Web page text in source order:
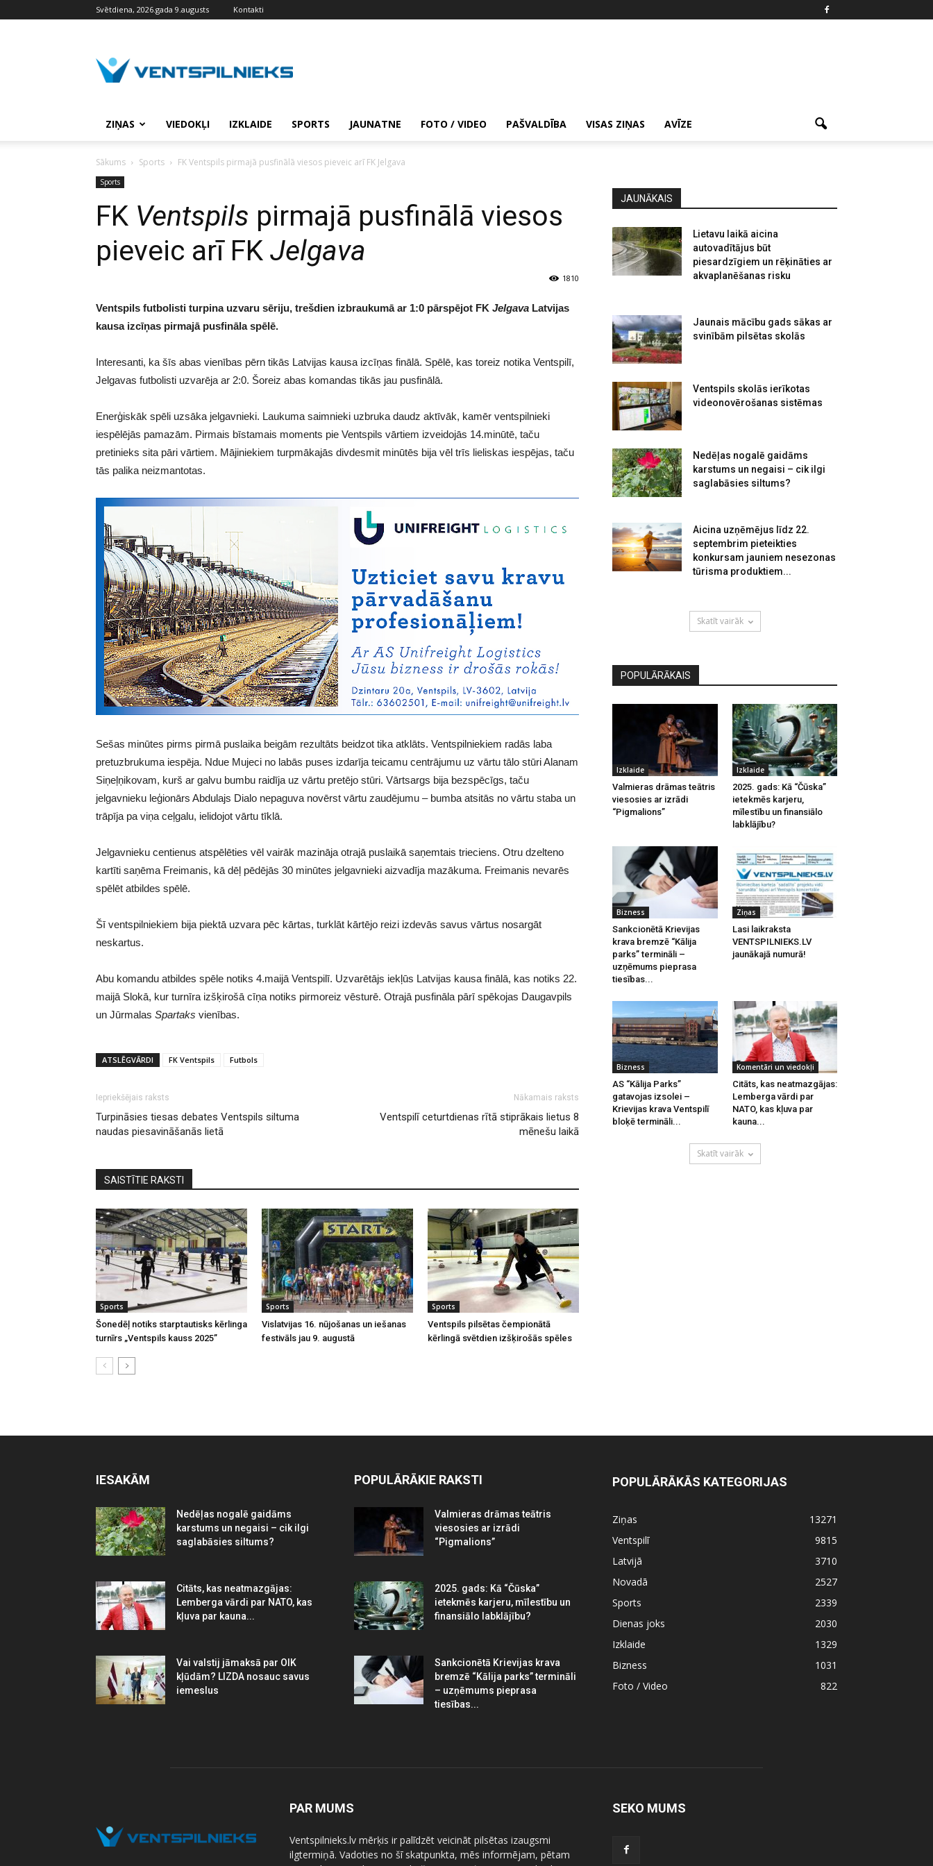
Svētdiena, 2026.gada 9.augusts Kontakti
ZIŅAS VIEDOKĻI IZKLAIDE SPORTS JAUNATNE FOTO / VIDEO PAŠVALDĪBA VISAS ZIŅAS AVĪZE
Sākums Sports FK Ventspils pirmajā pusfinālā viesos pieveic arī FK Jelgava
Sports
FK Ventspils pirmajā pusfinālā viesos
pieveic arī FK Jelgava
1810
Ventspils futbolisti turpina uzvaru sēriju, trešdien izbraukumā ar 1:0 pārspējot FK Jelgava Latvijas
kausa izcīņas pirmajā pusfināla spēlē.
Interesanti, ka šīs abas vienības pērn tikās Latvijas kausa izcīņas finālā. Spēlē, kas toreiz notika Ventspilī,
Jelgavas futbolisti uzvarēja ar 2:0. Šoreiz abas komandas tikās jau pusfinālā.
Enerģiskāk spēli uzsāka jelgavnieki. Laukuma saimnieki uzbruka daudz aktīvāk, kamēr ventspilnieki
iespēlējās pamazām. Pirmais bīstamais moments pie Ventspils vārtiem izveidojās 14.minūtē, taču
pretinieks sita pāri vārtiem. Mājiniekiem turpmākajās divdesmit minūtēs bija vēl trīs lieliskas iespējas, taču
tās palika neizmantotas.
Sešas minūtes pirms pirmā puslaika beigām rezultāts beidzot tika atklāts. Ventspilniekiem radās laba
pretuzbrukuma iespēja. Ndue Mujeci no labās puses izdarīja teicamu centrājumu uz vārtu tālo stūri Alanam
Siņeļņikovam, kurš ar galvu bumbu raidīja uz vārtu pretējo stūri. Vārtsargs bija bezspēcīgs, taču
jelgavnieku leģionārs Abdulajs Dialo nepaguva novērst vārtu zaudējumu – bumba atsitās no vārtu staba un
trāpīja pa viņa ceļgalu, ielidojot vārtu tīklā.
Jelgavnieku centienus atspēlēties vēl vairāk mazināja otrajā puslaikā saņemtais trieciens. Otru dzelteno
kartīti saņēma Freimanis, kā dēļ pēdējās 30 minūtes jelgavnieki aizvadīja mazākuma. Freimanis nevarēs
spēlēt atbildes spēlē.
Šī ventspilniekiem bija piektā uzvara pēc kārtas, turklāt kārtējo reizi izdevās savus vārtus nosargāt
neskartus.
Abu komandu atbildes spēle notiks 4.maijā Ventspilī. Uzvarētājs iekļūs Latvijas kausa finālā, kas notiks 22.
maijā Slokā, kur turnīra izšķirošā cīņa notiks pirmoreiz vēsturē. Otrajā pusfināla pārī spēkojas Daugavpils
un Jūrmalas Spartaks vienības.
ATSLĒGVĀRDI FK Ventspils Futbols
Iepriekšējais raksts
Turpināsies tiesas debates Ventspils siltuma
naudas piesavināšanās lietā
Nākamais raksts
Ventspilī ceturtdienas rītā stiprākais lietus 8
mēnešu laikā
SAISTĪTIE RAKSTI
Sports
Šonedēļ notiks starptautisks kērlinga
turnīrs „Ventspils kauss 2025”
Sports
Vislatvijas 16. nūjošanas un iešanas
festivāls jau 9. augustā
Sports
Ventspils pilsētas čempionātā
kērlingā svētdien izšķirošās spēles
JAUNĀKAIS
Lietavu laikā aicina
autovadītājus būt
piesardzīgiem un rēķināties ar
akvaplanēšanas risku
Jaunais mācību gads sākas ar
svinībām pilsētas skolās
Ventspils skolās ierīkotas
videonovērošanas sistēmas
Nedēļas nogalē gaidāms
karstums un negaisi – cik ilgi
saglabāsies siltums?
Aicina uzņēmējus līdz 22.
septembrim pieteikties
konkursam jauniem nesezonas
tūrisma produktiem...
Skatīt vairāk
POPULĀRĀKAIS
Izklaide
Valmieras drāmas teātris
viesosies ar izrādi
“Pigmalions”
Izklaide
2025. gads: Kā “Čūska”
ietekmēs karjeru,
mīlestību un finansiālo
labklājību?
Bizness
Sankcionētā Krievijas
krava bremzē “Kālija
parks” termināli –
uzņēmums pieprasa
tiesības...
Ziņas
Lasi laikraksta
VENTSPILNIEKS.LV
jaunākajā numurā!
Bizness
AS “Kālija Parks”
gatavojas izsolei –
Krievijas krava Ventspilī
bloķē termināli...
Komentāri un viedokļi
Citāts, kas neatmazgājas:
Lemberga vārdi par
NATO, kas kļuva par
kauna...
Skatīt vairāk
IESAKĀM
Nedēļas nogalē gaidāms
karstums un negaisi – cik ilgi
saglabāsies siltums?
Citāts, kas neatmazgājas:
Lemberga vārdi par NATO, kas
kļuva par kauna...
Vai valstij jāmaksā par OIK
kļūdām? LIZDA nosauc savus
iemeslus
POPULĀRĀKIE RAKSTI
Valmieras drāmas teātris
viesosies ar izrādi
“Pigmalions”
2025. gads: Kā “Čūska”
ietekmēs karjeru, mīlestību un
finansiālo labklājību?
Sankcionētā Krievijas krava
bremzē “Kālija parks” termināli
– uzņēmums pieprasa
tiesības...
POPULĀRĀKĀS KATEGORIJAS
Ziņas
13271
Ventspilī
9815
Latvijā
3710
Novadā
2527
Sports
2339
Dienas joks
2030
Izklaide
1329
Bizness
1031
Foto / Video
822
PAR MUMS
Ventspilnieks.lv mērķis ir palīdzēt veicināt pilsētas izaugsmi
ilgtermiņā. Vadoties no šī skatpunkta, mēs informējam, pētam
SEKO MUMS